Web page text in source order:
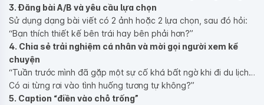
3. Đăng bài A/B và yêu cầu lựa chọn
Sử dụng dạng bài viết có 2 ảnh hoặc 2 lựa chọn, sau đó hỏi:
“Bạn thích thiết kế bên trái hay bên phải hơn?”
4. Chia sẻ trải nghiệm cá nhân và mời gọi người xem kể
chuyện
“Tuần trước mình đã gặp một sự cố khá bất ngờ khi đi du lịch…
Có ai từng rơi vào tình huống tương tự không?”
5. Caption “điền vào chỗ trống”